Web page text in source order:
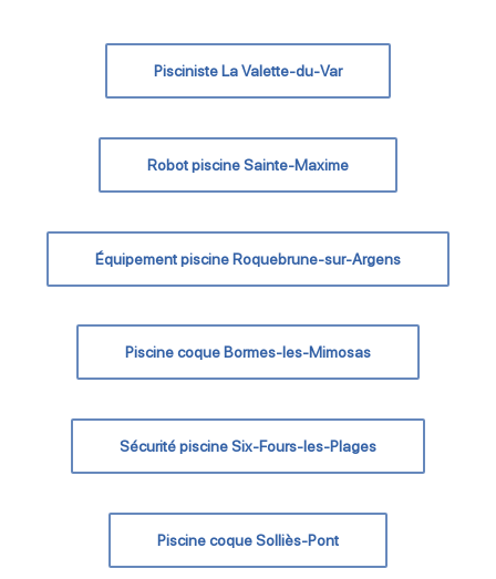
Pisciniste La Valette-du-Var
Robot piscine Sainte-Maxime
Équipement piscine Roquebrune-sur-Argens
Piscine coque Bormes-les-Mimosas
Sécurité piscine Six-Fours-les-Plages
Piscine coque Solliès-Pont